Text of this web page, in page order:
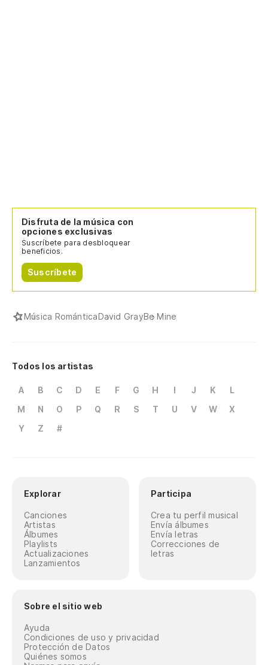
Disfruta de la música con
opciones exclusivas
Suscríbete para desbloquear
beneficios.
Suscríbete
Música RománticaDavid GrayBe Mine
Todos los artistas
A B C D E F G H I J K
L
M
N O P Q R S T U V W
X
Y
Z #
Explorar
Canciones
Artistas
Álbumes
Playlists
Actualizaciones
Lanzamientos
Participa
Crea tu perfil musical
Envía álbumes
Envía letras
Correcciones de
letras
Sobre el sitio web
Ayuda
Condiciones de uso y privacidad
Protección de Datos
Quiénes somos